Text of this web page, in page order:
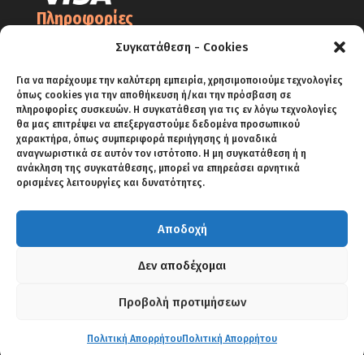
Συγκατάθεση - Cookies
Για να παρέχουμε την καλύτερη εμπειρία, χρησιμοποιούμε τεχνολογίες
όπως cookies για την αποθήκευση ή/και την πρόσβαση σε
πληροφορίες συσκευών. Η συγκατάθεση για τις εν λόγω τεχνολογίες
θα μας επιτρέψει να επεξεργαστούμε δεδομένα προσωπικού
χαρακτήρα, όπως συμπεριφορά περιήγησης ή μοναδικά
αναγνωριστικά σε αυτόν τον ιστότοπο. Η μη συγκατάθεση ή η
ανάκληση της συγκατάθεσης, μπορεί να επηρεάσει αρνητικά
ορισμένες λειτουργίες και δυνατότητες.
Αποδοχή
Δεν αποδέχομαι
Προβολή προτιμήσεων
Πολιτική ΑπορρήτουΠολιτική Απορρήτου
Πληροφορίες
Ο Λογαριασμός μου
Όροι Χρήσης
Πολιτική Απορρήτου – Cookies
Πολιτική Επιστροφών
Αποστολές
Πληρωμές
ΑΡΧΙΚΗ SHOP BLOG ΕΠΙΚΟΙΝΩΝΙΑ
NORTHBRIDGE